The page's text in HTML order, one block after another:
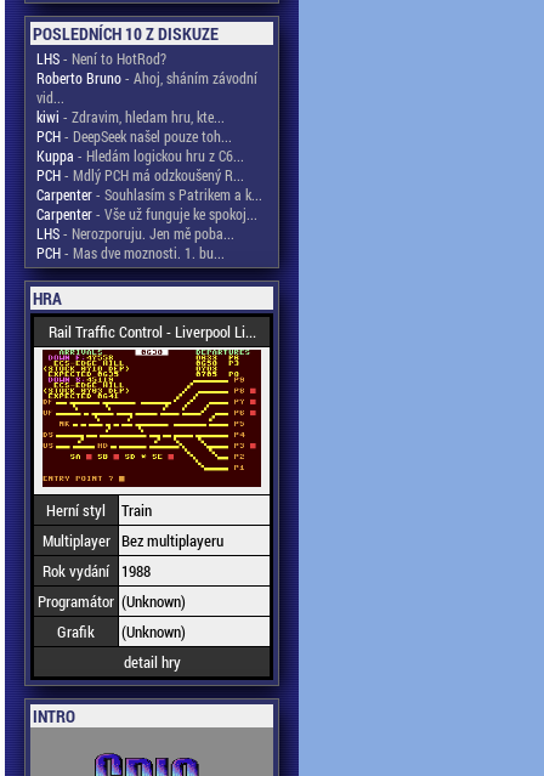
POSLEDNÍCH 10 Z DISKUZE
LHS- Není to HotRod?
Roberto Bruno- Ahoj, sháním závodní
vid...
kiwi - Zdravim, hledam hru, kte...
PCH- DeepSeek našel pouze toh...
Kuppa - Hledám logickou hru z C6...
PCH- Mdlý PCH má odzkoušený R...
Carpenter- Souhlasím s Patrikem a k...
Carpenter- Vše už funguje ke spokoj...
LHS- Nerozporuju. Jen mě poba...
PCH- Mas dve moznosti. 1. bu...
HRA
Rail Traffic Control - Liverpool Li...
Herní styl
Train
Multiplayer Bez multiplayeru
Rok vydání
1988
Programátor (Unknown)
Grafik
(Unknown)
detail hry
INTRO